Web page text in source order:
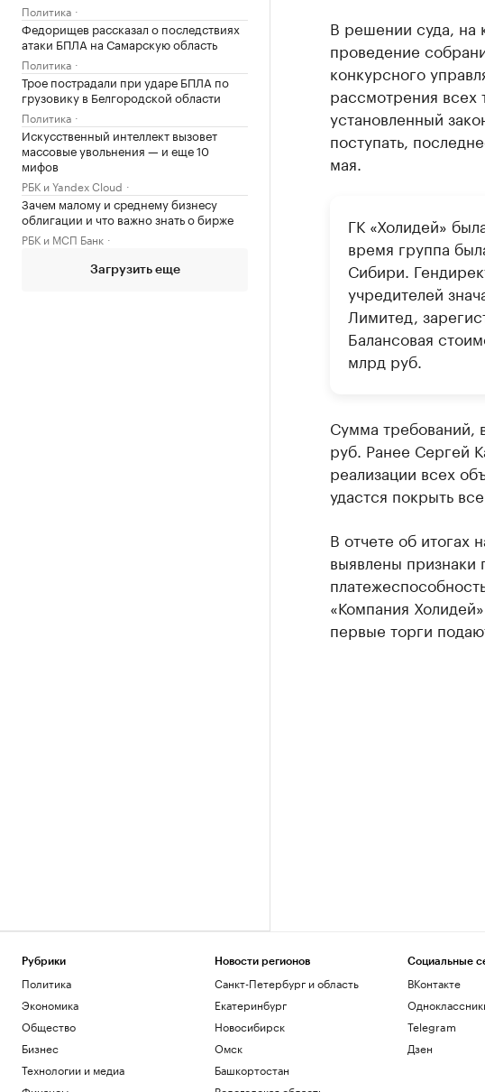
Политика
Федорищев рассказал о последствиях
атаки БПЛА на Самарскую область
Политика
Трое пострадали при ударе БПЛА по
грузовику в Белгородской области
Политика
Искусственный интеллект вызовет
массовые увольнения — и еще 10
мифов
РБК и Yandex Cloud
Зачем малому и среднему бизнесу
облигации и что важно знать о бирже
РБК и МСП Банк
Загрузить еще
В решении суда, на
проведение
конкурсного
рассмотрения всех
установленный
поступать,
мая.
ГК «Холидей»
время группа
Сибири.
учредителей
Лимитед,
Балансовая
млрд руб.
Сумма требований,
руб. Ранее Сергей
реализации всех
удастся покрыть
В отчете об итогах
выявлены признаки
«Компания
первые торги
Рубрики
Политика
Экономика
Общество
Бизнес
Технологии и медиа
Новости регионов
Санкт-Петербург и область
Екатеринбург
Новосибирск
Омск
Башкортостан
Социальные
ВКонтакте
Telegram
Дзен